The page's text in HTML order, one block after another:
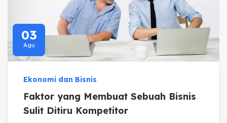
03
Agu
Ekonomi dan Bisnis
Faktor yang Membuat Sebuah Bisnis
Sulit Ditiru Kompetitor